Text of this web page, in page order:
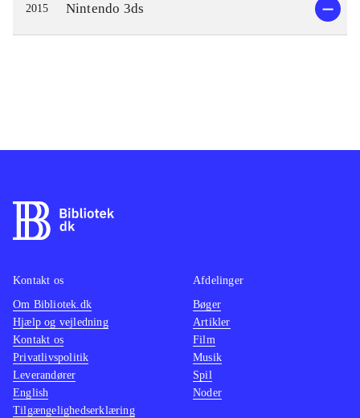
2015 Nintendo 3ds
Kontakt os
Om Bibliotek.dk
Hjælp og vejledning
Kontakt os
Privatlivspolitik
Leverandører
English
Tilgængelighedserklæring
Afdelinger
Bøger
Artikler
Film
Musik
Spil
Noder